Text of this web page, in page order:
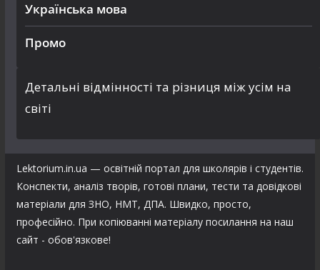
Українська мова
Промо
Детальні відмінності та різниця між усім на
світі
Lektorium.in.ua — освітній портал для школярів і студентів.
Конспекти, аналіз творів, готові плани, тести та довідкові
матеріали для ЗНО, НМТ, ДПА. Швидко, просто,
професійно. При копіюванні матеріалу посилання на наш
сайт - обов'язкове!